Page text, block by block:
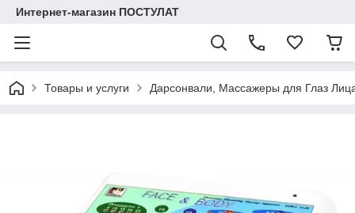
Интернет-магазин ПОСТУЛАТ
Товары и услуги Дарсонвали, Массажеры для Глаз